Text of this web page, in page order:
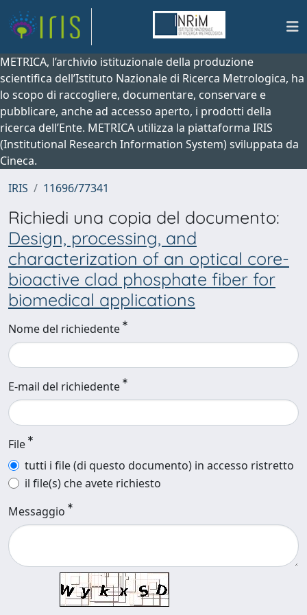
METRICA, l’archivio istituzionale della produzione
scientifica dell’Istituto Nazionale di Ricerca Metrologica, ha
lo scopo di raccogliere, documentare, conservare e
pubblicare, anche ad accesso aperto, i prodotti della
ricerca dell’Ente. METRICA utilizza la piattaforma IRIS
(Institutional Research Information System) sviluppata da
Cineca.
IRIS
11696/77341
Richiedi una copia del documento:
Design, processing, and
characterization of an optical core-
bioactive clad phosphate fiber for
biomedical applications
Nome del richiedente
E-mail del richiedente
File
tutti i file (di questo documento) in accesso ristretto
il file(s) che avete richiesto
Messaggio